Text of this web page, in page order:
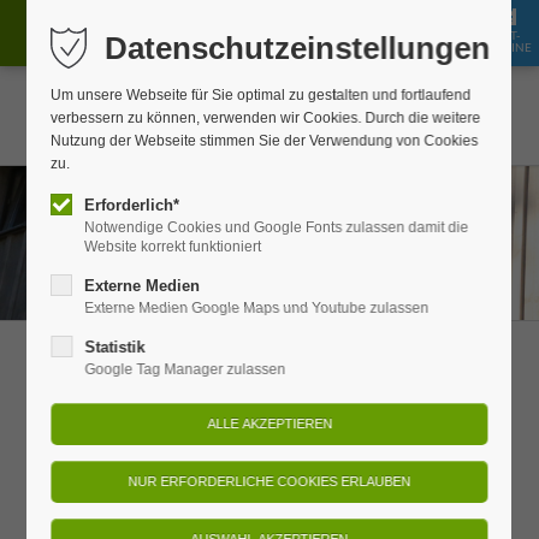
Datenschutzeinstellungen
Um unsere Webseite für Sie optimal zu gestalten und fortlaufend
verbessern zu können, verwenden wir Cookies. Durch die weitere
Nutzung der Webseite stimmen Sie der Verwendung von Cookies
zu.
Erforderlich*
Notwendige Cookies und Google Fonts zulassen damit die
Website korrekt funktioniert
Externe Medien
Externe Medien Google Maps und Youtube zulassen
Statistik
Google Tag Manager zulassen
JOBS BUCHEN
GUT-
SCHEINE
Braumanufaktur
Die erste Bio-Braumanufaktur der
Sächsischen Schweiz
Genießen Sie mit allen Sinnen den ursprünglichen und